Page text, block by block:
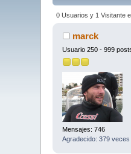
0 Usuarios y 1 Visitante
marck
Usuario 250 - 999
Mensajes: 746
Agradecido: 379 veces